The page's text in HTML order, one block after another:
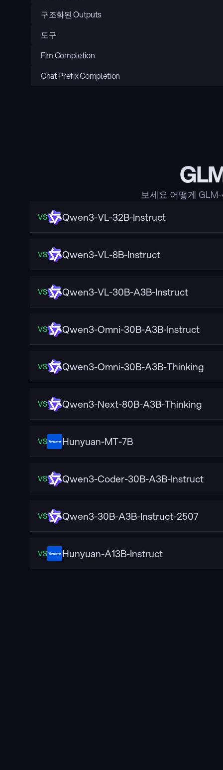
구조화된 Outputs
도구
Fim Completion
Chat Prefix Completion
보세요 어떻게
VS Qwen3-VL-32B-Instruct
VS Qwen3-VL-8B-Instruct
VS Qwen3-VL-30B-A3B-Instruct
VS Qwen3-Omni-30B-A3B-Instruct
VS Qwen3-Omni-30B-A3B-Thinking
VS Qwen3-Next-80B-A3B-Thinking
VS Hunyuan-MT-7B
VS Qwen3-Coder-30B-A3B-Instruct
VS Qwen3-30B-A3B-Instruct-2507
VS Hunyuan-A13B-Instruct